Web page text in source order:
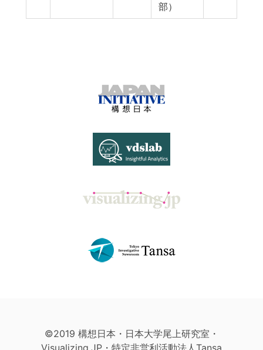
部）
©2019 構想日本・日本大学尾上研究室・
Visualizing.JP・特定非営利活動法人Tansa